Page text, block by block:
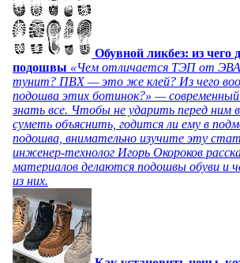
Обувной ликбез: из чего
подошвы «Чем отличается ТЭП от
тунит? ПВХ — это же клей? Из чего
подошва этих ботинок?» — современный
знать все. Чтобы не ударить перед ним в
суметь объяснить, годится ли ему в
подошва, внимательно изучите эту
инженер-технолог Игорь Окороков
материалов делаются подошвы обуви и
из них.